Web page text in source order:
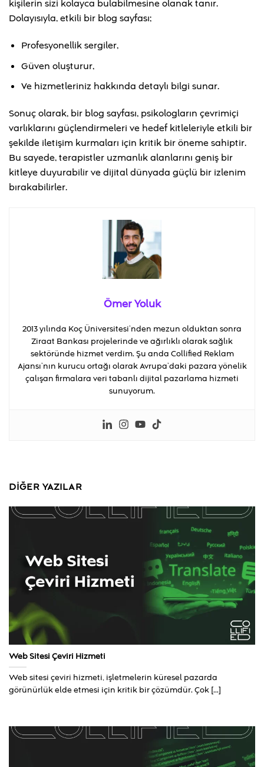
kişilerin sizi kolayca bulabilmesine olanak tanır.
Dolayısıyla, etkili bir blog sayfası;
Profesyonellik sergiler,
Güven oluşturur,
Ve hizmetleriniz hakkında detaylı bilgi sunar.
Sonuç olarak, bir blog sayfası, psikologların çevrimiçi
varlıklarını güçlendirmeleri ve hedef kitleleriyle etkili bir
şekilde iletişim kurmaları için kritik bir öneme sahiptir.
Bu sayede, terapistler uzmanlık alanlarını geniş bir
kitleye duyurabilir ve dijital dünyada güçlü bir izlenim
bırakabilirler.
Ömer Yoluk
2013 yılında Koç Üniversitesi’nden mezun olduktan sonra
Ziraat Bankası projelerinde ve ağırlıklı olarak sağlık
sektöründe hizmet verdim. Şu anda Collified Reklam
Ajansı’nın kurucu ortağı olarak Avrupa’daki pazara yönelik
çalışan firmalara veri tabanlı dijital pazarlama hizmeti
sunuyorum.
DIĞER YAZILAR
Web Sitesi Çeviri Hizmeti
Web sitesi çeviri hizmeti, işletmelerin küresel pazarda
görünürlük elde etmesi için kritik bir çözümdür. Çok [...]